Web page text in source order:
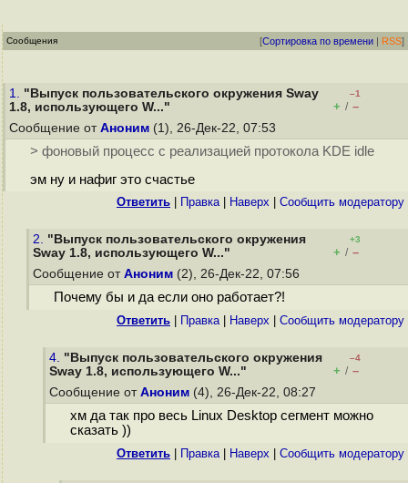
Сообщения [Сортировка по времени | RSS]
1. "Выпуск пользовательского окружения Sway
1.8, использующего W..."
–1
+ / –
Сообщение от Аноним (1), 26-Дек-22, 07:53
> фоновый процесс с реализацией протокола KDE idle
эм ну и нафиг это счастье
Ответить Правка| Наверх Cообщить модератору
2. "Выпуск пользовательского окружения
Sway 1.8, использующего W..."
+3
+ / –
Сообщение от Аноним (2), 26-Дек-22, 07:56
Почему бы и да если оно работает?!
Ответить Правка| Наверх Cообщить модератору
4. "Выпуск пользовательского окружения
Sway 1.8, использующего W..."
–4
+ / –
Сообщение от Аноним (4), 26-Дек-22, 08:27
хм да так про весь Linux Desktop сегмент можно
сказать ))
Ответить Правка| Наверх Cообщить модератору